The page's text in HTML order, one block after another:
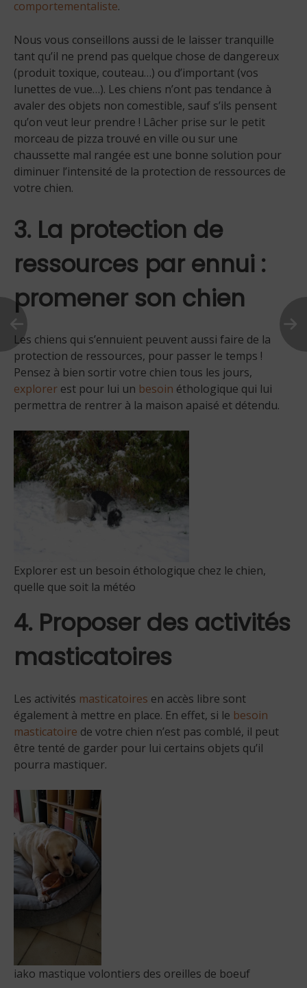
comportementaliste.
Nous vous conseillons aussi de le laisser tranquille
tant qu’il ne prend pas quelque chose de dangereux
(produit toxique, couteau…) ou d’important (vos
lunettes de vue…). Les chiens n’ont pas tendance à
avaler des objets non comestible, sauf s’ils pensent
qu’on veut leur prendre ! Lâcher prise sur le petit
morceau de pizza trouvé en ville ou sur une
chaussette mal rangée est une bonne solution pour
diminuer l’intensité de la protection de ressources de
votre chien.
3. La protection de
ressources par ennui :
promener son chien
Les chiens qui s’ennuient peuvent aussi faire de la
protection de ressources, pour passer le temps !
Pensez à bien sortir votre chien tous les jours,
explorer est pour lui un besoin éthologique qui lui
permettra de rentrer à la maison apaisé et détendu.
Explorer est un besoin éthologique chez le chien,
quelle que soit la météo
4. Proposer des activités
masticatoires
Les activités masticatoires en accès libre sont
également à mettre en place. En effet, si le besoin
masticatoire de votre chien n’est pas comblé, il peut
être tenté de garder pour lui certains objets qu’il
pourra mastiquer.
iako mastique volontiers des oreilles de boeuf